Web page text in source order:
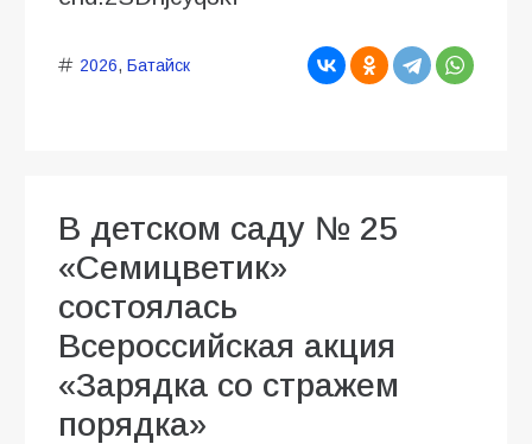
2026, Батайск
В детском саду № 25
«Семицветик»
состоялась
Всероссийская акция
«Зарядка со стражем
порядка»